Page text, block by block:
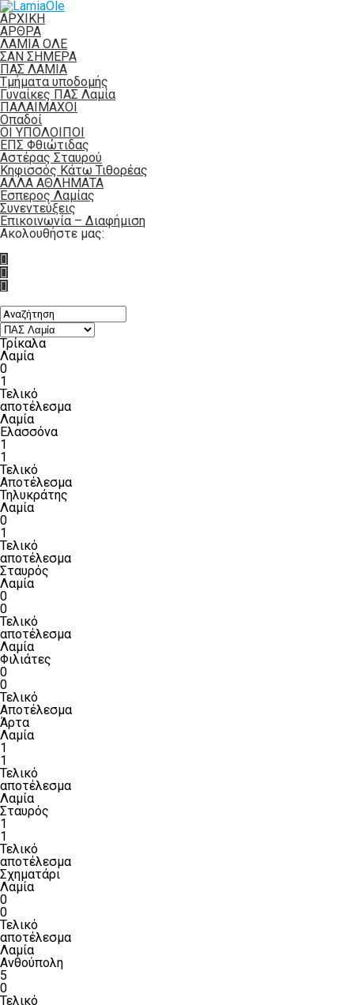
ΑΡΧΙΚΗ
ΑΡΘΡΑ
ΛΑΜΙΑ ΟΛΕ
ΣΑΝ ΣΗΜΕΡΑ
ΠΑΣ ΛΑΜΙΑ
Τμήματα υποδομής
Γυναίκες ΠΑΣ Λαμία
ΠΑΛΑΙΜΑΧΟΙ
Οπαδοί
ΟΙ ΥΠΟΛΟΙΠΟΙ
ΕΠΣ Φθιώτιδας
Αστέρας Σταυρού
Κηφισσός Κάτω Τιθορέας
ΑΛΛΑ ΑΘΛΗΜΑΤΑ
Έσπερος Λαμίας
Συνεντεύξεις
Επικοινωνία – Διαφήμιση
Ακολουθήστε μας:
Τρίκαλα
Λαμία
0
1
Τελικό
αποτέλεσμα
Λαμία
Ελασσόνα
1
1
Τελικό
Αποτέλεσμα
Τηλυκράτης
Λαμία
0
1
Τελικό
αποτέλεσμα
Σταυρός
Λαμία
0
0
Τελικό
αποτέλεσμα
Λαμία
Φιλιάτες
0
0
Τελικό
Αποτέλεσμα
Άρτα
Λαμία
1
1
Τελικό
αποτέλεσμα
Λαμία
Σταυρός
1
1
Τελικό
αποτέλεσμα
Σχηματάρι
Λαμία
0
0
Τελικό
αποτέλεσμα
Λαμία
Ανθούπολη
5
0
Τελικό